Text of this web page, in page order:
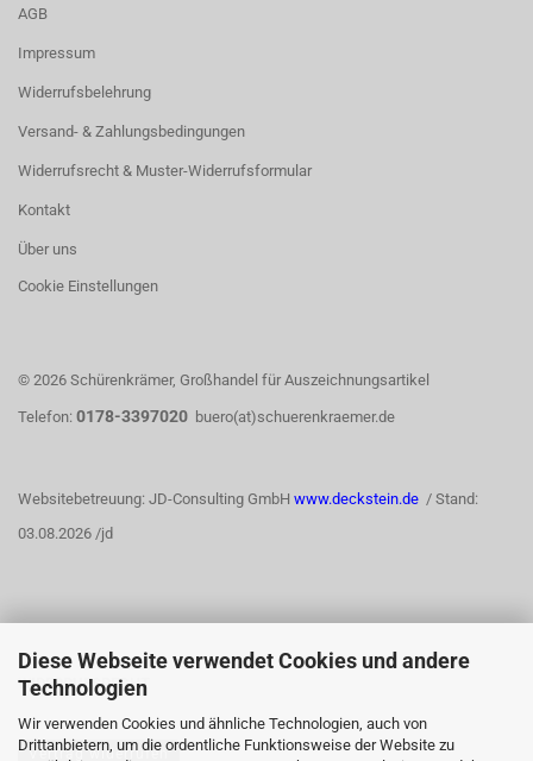
Diese Webseite verwendet Cookies und andere
Technologien
Wir verwenden Cookies und ähnliche Technologien, auch von
Drittanbietern, um die ordentliche Funktionsweise der Website zu
AGB
Impressum
Widerrufsbelehrung
Versand- & Zahlungsbedingungen
Widerrufsrecht & Muster-Widerrufsformular
Kontakt
Über uns
Cookie Einstellungen
© 2026 Schürenkrämer, Großhandel für Auszeichnungsartikel
Telefon: 0178-3397020 buero(at)schuerenkraemer.de
Websitebetreuung: JD-Consulting GmbH www.deckstein.de / Stand:
03.08.2026 /jd
WIDERRUFSRECHT
Vertrag widerrufen